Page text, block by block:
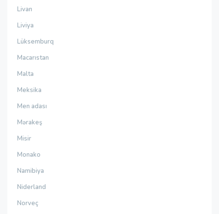
Livan
Liviya
Lüksemburq
Macarıstan
Malta
Meksika
Men adası
Mərakeş
Misir
Monako
Namibiya
Niderland
Norveç